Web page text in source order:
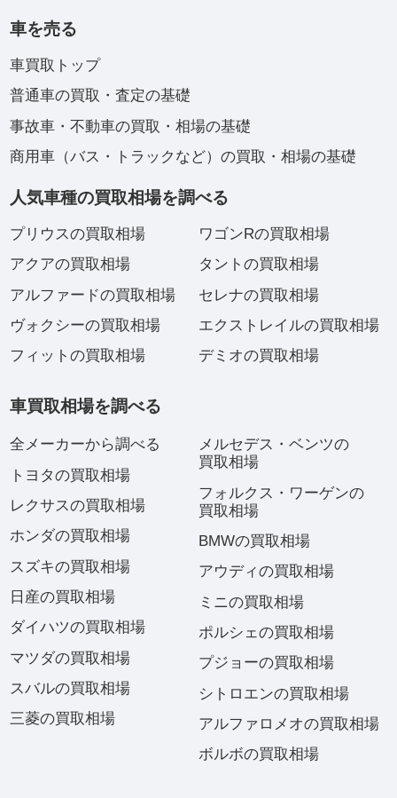
車を売る
車買取トップ
普通車の買取・査定の基礎
事故車・不動車の買取・相場の基礎
商用車（バス・トラックなど）の買取・相場の基礎
人気車種の買取相場を調べる
プリウスの買取相場
アクアの買取相場
アルファードの買取相場
ヴォクシーの買取相場
フィットの買取相場
ワゴンRの買取相場
タントの買取相場
セレナの買取相場
エクストレイルの買取相場
デミオの買取相場
車買取相場を調べる
全メーカーから調べる
トヨタの買取相場
レクサスの買取相場
ホンダの買取相場
スズキの買取相場
日産の買取相場
ダイハツの買取相場
マツダの買取相場
スバルの買取相場
三菱の買取相場
メルセデス・ベンツの
買取相場
フォルクス・ワーゲンの
買取相場
BMWの買取相場
アウディの買取相場
ミニの買取相場
ポルシェの買取相場
プジョーの買取相場
シトロエンの買取相場
アルファロメオの買取相場
ボルボの買取相場